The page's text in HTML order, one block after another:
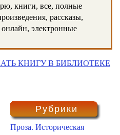
книги, все, полные
рассказы,
онлайн, электронные
КНИГУ В БИБЛИОТЕКЕ
Рубрики
Проза. Историческая